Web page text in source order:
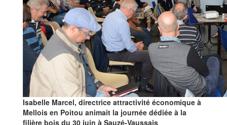
Isabelle Marcel, directrice attractivité économique à
Mellois en Poitou animait la journée dédiée à la
filière bois du 30 juin à Sauzé-Vaussais